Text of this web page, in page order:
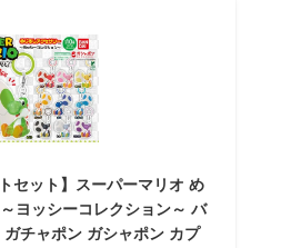
セット】スーパーマリオ め
ヨッシーコレクション～ バ
チャポン ガシャポン カプ